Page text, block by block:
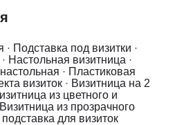
· Подставка под визитки ·
· Настольная визитница ·
· Пластиковая
визиток · Визитница на 2
из цветного и
Визитница из прозрачного
для визиток